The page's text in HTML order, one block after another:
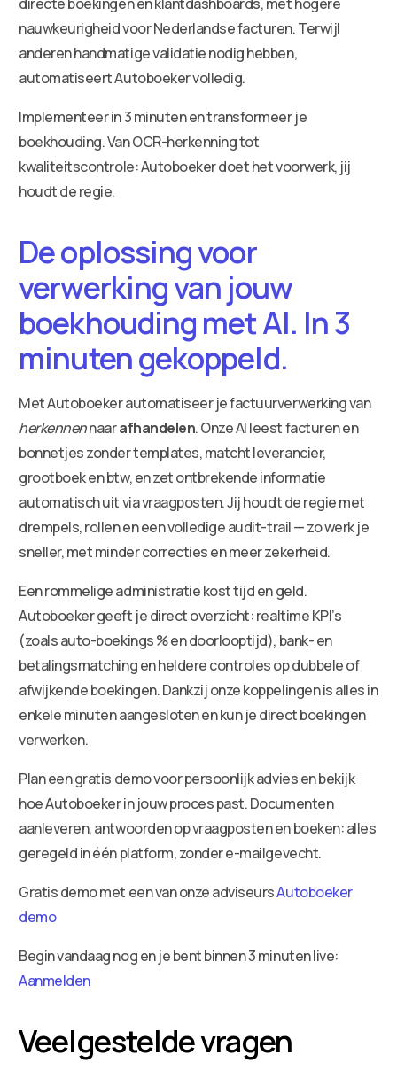
nauwkeurigheid voor Nederlandse facturen. Terwijl
anderen handmatige validatie nodig hebben,
automatiseert Autoboeker volledig.
Implementeer in 3 minuten en transformeer je
boekhouding. Van OCR-herkenning tot
kwaliteitscontrole: Autoboeker doet het voorwerk, jij
houdt de regie.
De oplossing voor
verwerking van jouw
boekhouding met AI. In 3
minuten gekoppeld.
Met Autoboeker automatiseer je factuurverwerking van
herkennennaarafhandelen. Onze AI leest facturen en
bonnetjes zonder templates, matcht leverancier,
grootboek en btw, en zet ontbrekende informatie
automatisch uit via vraagposten. Jij houdt de regie met
drempels, rollen en een volledige audit-trail — zo werk je
sneller, met minder correcties en meer zekerheid.
Een rommelige administratie kost tijd en geld.
Autoboeker geeft je direct overzicht: realtime KPI’s
(zoals auto-boekings % en doorlooptijd), bank- en
betalingsmatching en heldere controles op dubbele of
afwijkende boekingen. Dankzij onze koppelingen is alles in
enkele minuten aangesloten en kun je direct boekingen
verwerken.
Plan een gratis demo voor persoonlijk advies en bekijk
hoe Autoboeker in jouw proces past. Documenten
aanleveren, antwoorden op vraagposten en boeken: alles
geregeld in één platform, zonder e-mailgevecht.
Gratis demo met een van onze adviseursAutoboeker
demo
Begin vandaag nog en je bent binnen 3 minuten live:
Aanmelden
Veelgestelde vragen